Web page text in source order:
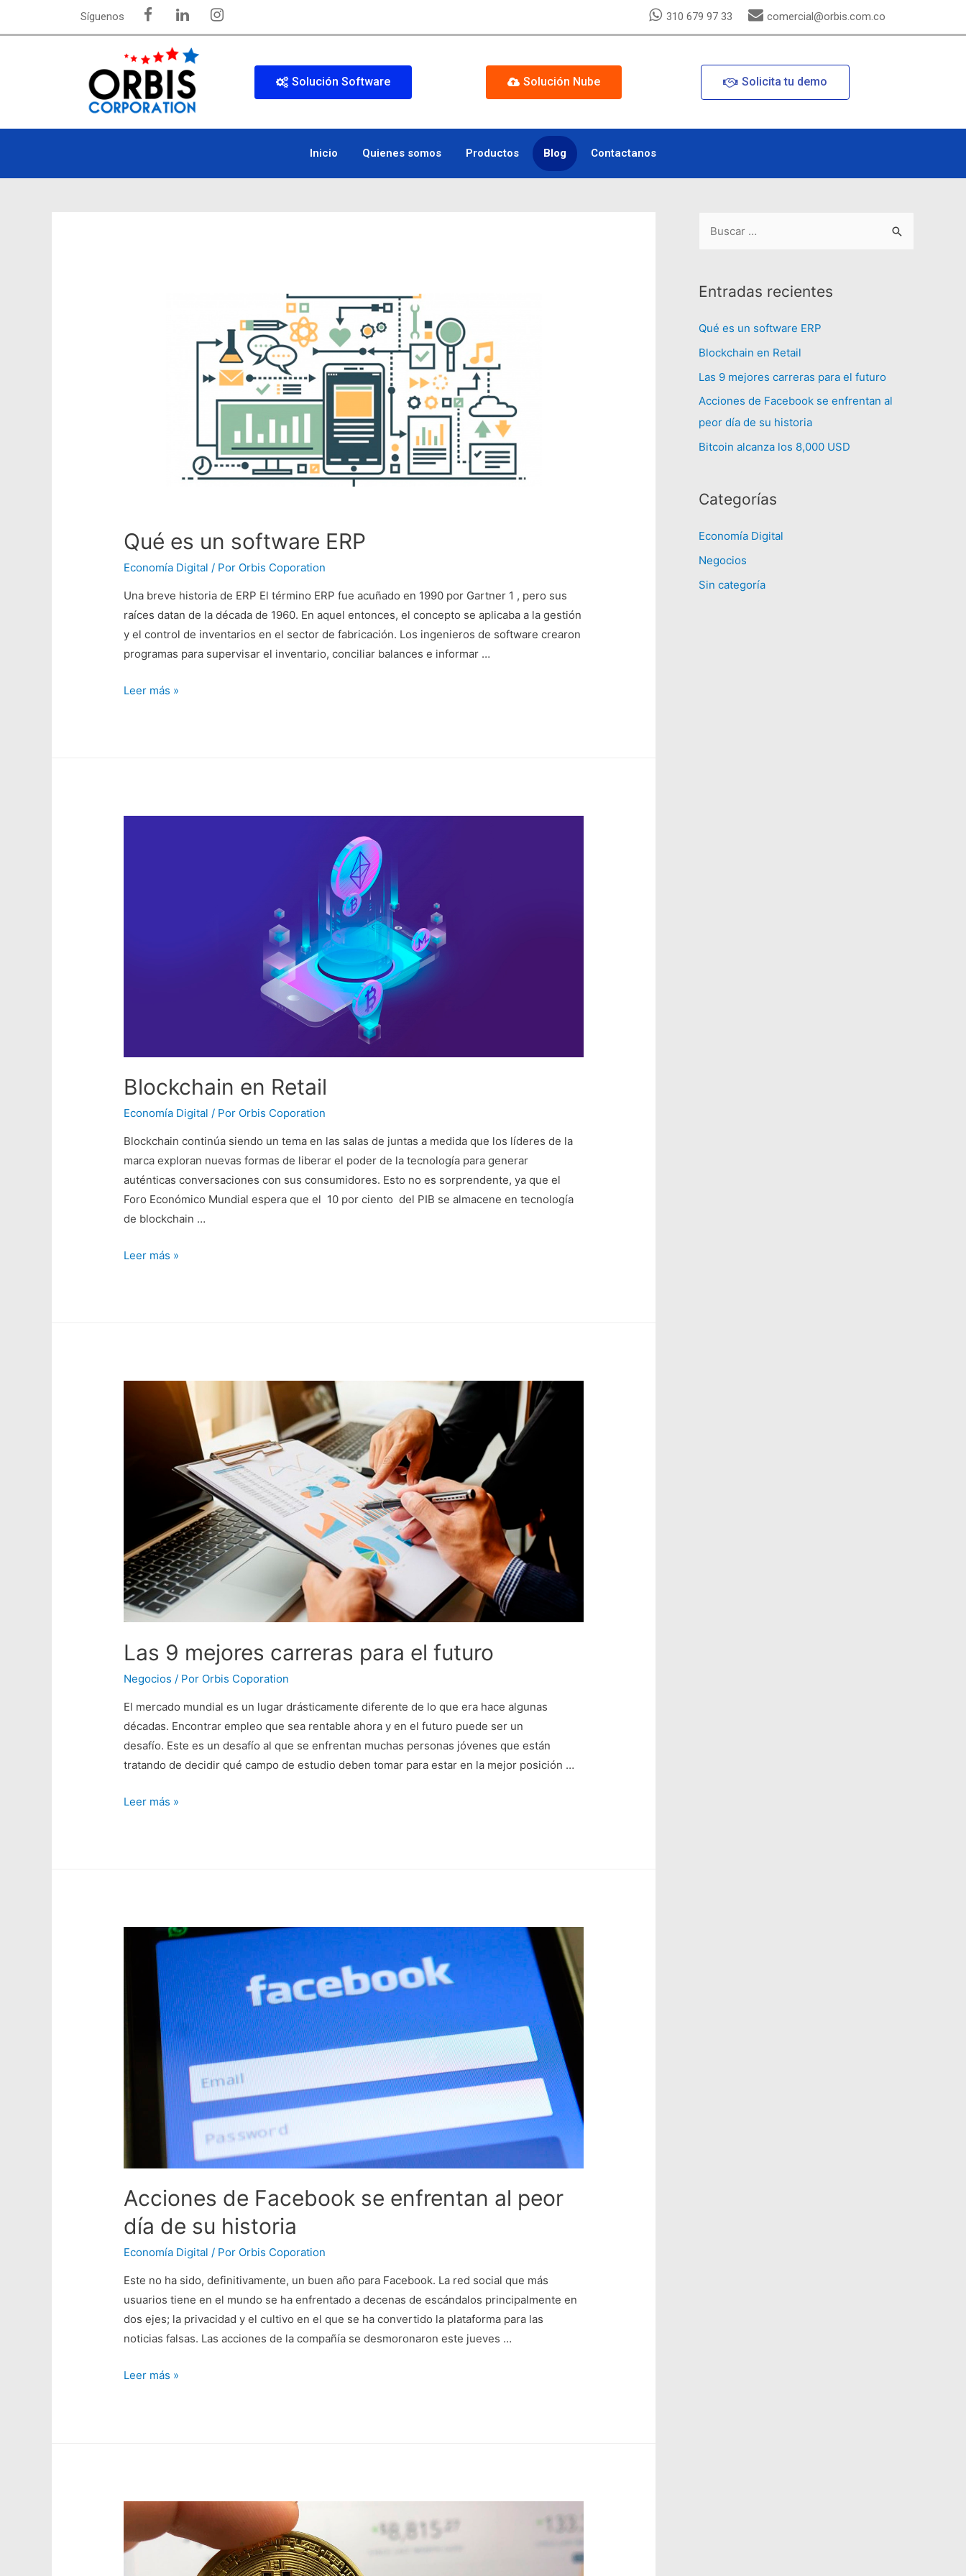
Síguenos 310 679 97 33 comercial@orbis.com.co
Solución Software Solución Nube Solicita tu demo
Inicio Quienes somos Productos Blog Contactanos
Qué es un software ERP
Economía Digital / Por Orbis Coporation
Una breve historia de ERP El término ERP fue acuñado en 1990 por Gartner 1 , pero sus
raíces datan de la década de 1960. En aquel entonces, el concepto se aplicaba a la gestión
y el control de inventarios en el sector de fabricación. Los ingenieros de software crearon
programas para supervisar el inventario, conciliar balances e informar …
Leer más »
Blockchain en Retail
Economía Digital / Por Orbis Coporation
Blockchain continúa siendo un tema en las salas de juntas a medida que los líderes de la
marca exploran nuevas formas de liberar el poder de la tecnología para generar
auténticas conversaciones con sus consumidores. Esto no es sorprendente, ya que el
Foro Económico Mundial espera que el 10 por ciento del PIB se almacene en tecnología
de blockchain …
Leer más »
Las 9 mejores carreras para el futuro
Negocios / Por Orbis Coporation
El mercado mundial es un lugar drásticamente diferente de lo que era hace algunas
décadas. Encontrar empleo que sea rentable ahora y en el futuro puede ser un
desafío. Este es un desafío al que se enfrentan muchas personas jóvenes que están
tratando de decidir qué campo de estudio deben tomar para estar en la mejor posición …
Leer más »
Acciones de Facebook se enfrentan al peor
día de su historia
Economía Digital / Por Orbis Coporation
Este no ha sido, definitivamente, un buen año para Facebook. La red social que más
usuarios tiene en el mundo se ha enfrentado a decenas de escándalos principalmente en
dos ejes; la privacidad y el cultivo en el que se ha convertido la plataforma para las
noticias falsas. Las acciones de la compañía se desmoronaron este jueves …
Leer más »
Entradas recientes
Qué es un software ERP
Blockchain en Retail
Las 9 mejores carreras para el futuro
Acciones de Facebook se enfrentan al
peor día de su historia
Bitcoin alcanza los 8,000 USD
Categorías
Economía Digital
Negocios
Sin categoría